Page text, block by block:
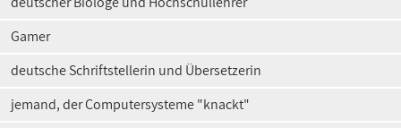
Gamer
deutsche Schriftstellerin und Übersetzerin
jemand, der Computersysteme "knackt"